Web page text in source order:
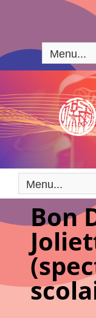
Menu...
Menu...
Bon